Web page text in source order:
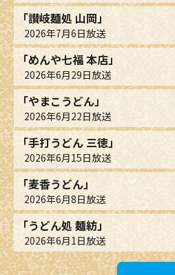
「讃岐麺処 山岡」
2026年7月6日放送
「めんや七福 本店」
2026年6月29日放送
「やまこうどん」
2026年6月22日放送
「手打うどん 三徳」
2026年6月15日放送
「麦香うどん」
2026年6月8日放送
「うどん処 麺紡」
2026年6月1日放送